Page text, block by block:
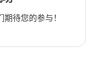
待您的参与！